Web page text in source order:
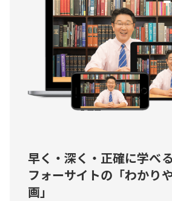
早く・深く・正確に学べる
フォーサイトの「わかり
画」